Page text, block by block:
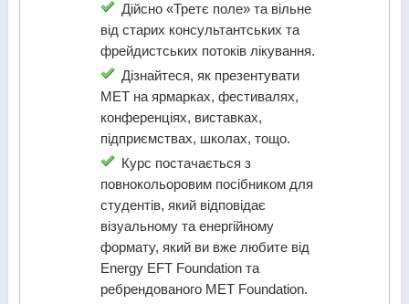
Дійсно «Третє поле» та вільне
від старих консультантських та
фрейдистських потоків лікування.
Дізнайтеся, як презентувати
MET на ярмарках, фестивалях,
конференціях, виставках,
підприємствах, школах, тощо.
Курс постачається з
повнокольоровим посібником для
студентів, який відповідає
візуальному та енергійному
формату, який ви вже любите від
Energy EFT Foundation та
ребрендованого MET Foundation.